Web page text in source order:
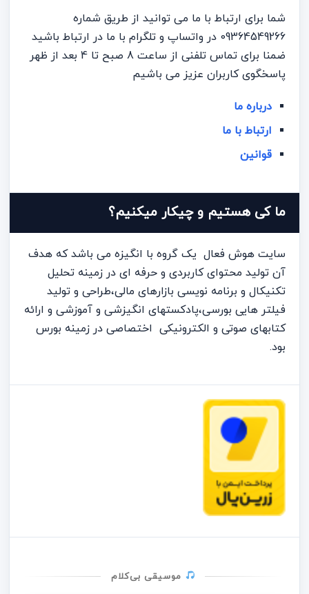
شما برای ارتباط با ما می توانید از طریق شماره
09364549266 در واتساپ و تلگرام با ما در ارتباط باشید
ضمنا برای تماس تلفنی از ساعت 8 صبح تا 4 بعد از ظهر
پاسخگوی کاربران عزیز می باشیم
درباره ما
ارتباط با ما
قوانین
ما کی هستیم و چیکار میکنیم؟
سایت هوش فعال یک گروه با انگیزه می باشد که هدف
آن تولید محتوای کاربردی و حرفه ای در زمینه تحلیل
تکنیکال و برنامه نویسی بازارهای مالی،طراحی و تولید
فیلتر هایی بورسی،پادکستهای انگیزشی و آموزشی و ارائه
کتابهای صوتی و الکترونیکی اختصاصی در زمینه بورس
بود.
موسیقی بی‌کلام